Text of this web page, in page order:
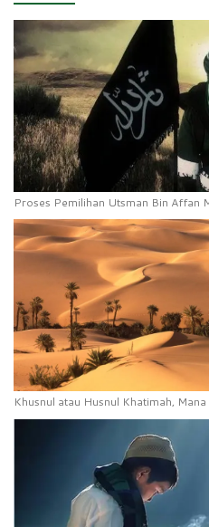
Proses Pemilihan Utsman Bin Affan
Khusnul atau Husnul Khatimah,